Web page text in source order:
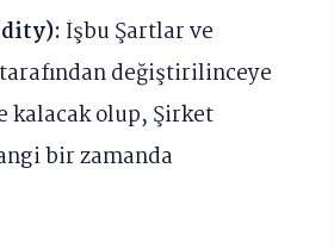
İşbu Şartlar ve
değiştirilinceye
kalacak olup, Şirket
bir zamanda